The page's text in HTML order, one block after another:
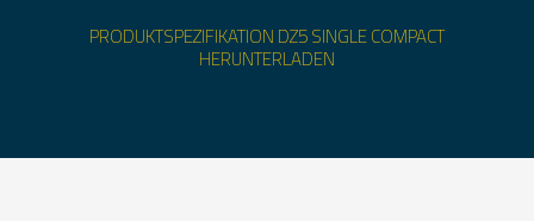
PRODUKTSPEZIFIKATION DZ5 SINGLE COMPACT
HERUNTERLADEN